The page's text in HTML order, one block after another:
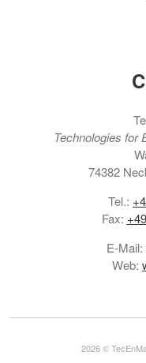
Technologies for
74382
Tel.:
Fax:
E-Mail:
Web:
2026 ©